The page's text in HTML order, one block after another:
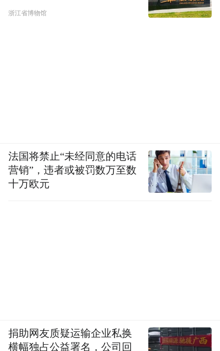
浙江省博物馆
法国将禁止“未经同意的电话
营销”，违者或被罚数万至数
十万欧元
捐助网友质疑运输企业私换
横幅独占公益署名，公司回